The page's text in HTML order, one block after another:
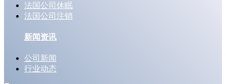
法国公司休眠
法国公司注销
新闻资讯
公司新闻
行业动态